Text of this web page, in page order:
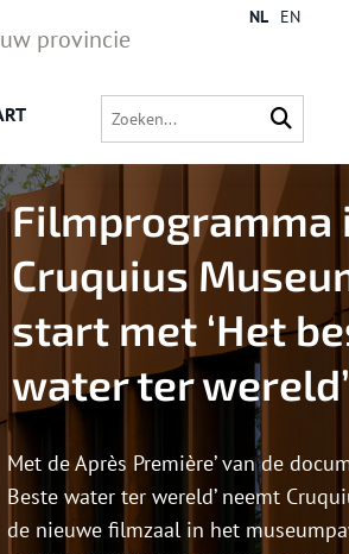
provincie
NL EN
Filmprogramma
Cruquius
start met ‘Het
water ter wereld’
Met de Après Première’ van de
Beste water ter wereld’ neemt
de nieuwe filmzaal in het